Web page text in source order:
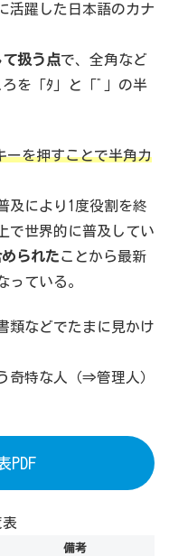
活躍した日本語のカナ
扱う点で、全角など
を「ﾀ」と「ﾞ」の半
ーを押すことで半角カ
及により1度役割を終
で世界的に普及してい
られたことから最新
っている。
類などでたまに見かけ
奇特な人（⇒管理人）
PDF
備考